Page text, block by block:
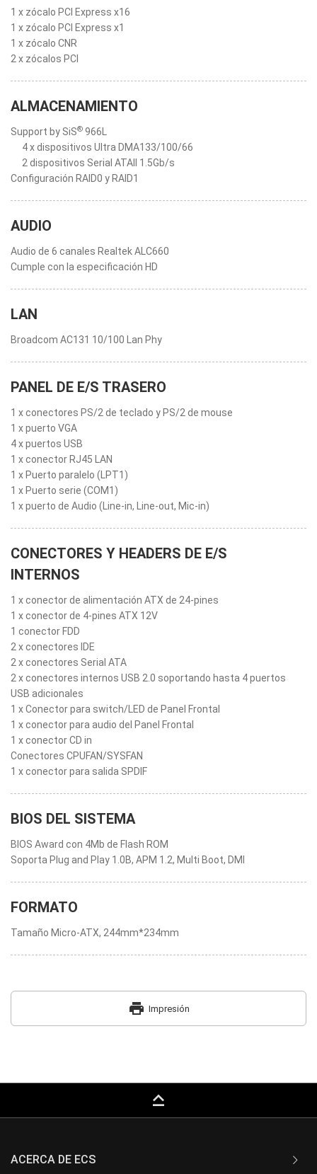
1 x zócalo PCI Express x16
1 x zócalo PCI Express x1
1 x zócalo CNR
2 x zócalos PCI
ALMACENAMIENTO
Support by SiS® 966L
4 x dispositivos Ultra DMA133/100/66
2 dispositivos Serial ATAII 1.5Gb/s
Configuración RAID0 y RAID1
AUDIO
Audio de 6 canales Realtek ALC660
Cumple con la especificación HD
LAN
Broadcom AC131 10/100 Lan Phy
PANEL DE E/S TRASERO
1 x conectores PS/2 de teclado y PS/2 de mouse
1 x puerto VGA
4 x puertos USB
1 x conector RJ45 LAN
1 x Puerto paralelo (LPT1)
1 x Puerto serie (COM1)
1 x puerto de Audio (Line-in, Line-out, Mic-in)
CONECTORES Y HEADERS DE E/S
INTERNOS
1 x conector de alimentación ATX de 24-pines
1 x conector de 4-pines ATX 12V
1 conector FDD
2 x conectores IDE
2 x conectores Serial ATA
2 x conectores internos USB 2.0 soportando hasta 4 puertos
USB adicionales
1 x Conector para switch/LED de Panel Frontal
1 x conector para audio del Panel Frontal
1 x conector CD in
Conectores CPUFAN/SYSFAN
1 x conector para salida SPDIF
BIOS DEL SISTEMA
BIOS Award con 4Mb de Flash ROM
Soporta Plug and Play 1.0B, APM 1.2, Multi Boot, DMI
FORMATO
Tamaño Micro-ATX, 244mm*234mm
print Impresión
keyboard_capslock
ACERCA DE ECS